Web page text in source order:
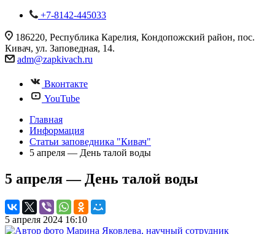
+7-8142-445033
186220, Республика Карелия, Кондопожский район, пос.
Кивач, ул. Заповедная, 14.
adm@zapkivach.ru
Вконтакте
YouTube
Главная
Информация
Статьи заповедника "Кивач"
5 апреля — День талой воды
5 апреля — День талой воды
5 апреля 2024 16:10